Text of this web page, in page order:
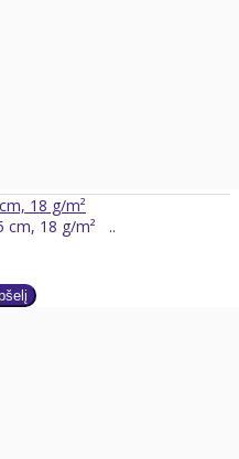
18 g/m²
cm, 18 g/m² ..